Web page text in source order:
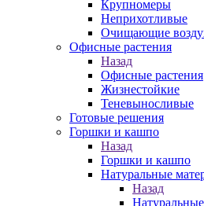
Крупномеры
Неприхотливые
Очищающие
Офисные растения
Назад
Офисные растения
Жизнестойкие
Теневыносливые
Готовые решения
Горшки и кашпо
Назад
Горшки и кашпо
Натуральные
Назад